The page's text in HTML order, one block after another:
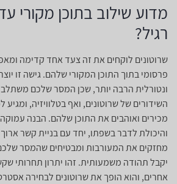
מדוע שילוב בתוכן מקורי
רגיל?
שרוטונים לוקחים את זה צעד אחד קדימה
פרסומי בתוך התוכן המקורי שלהם. גישה זו
ונטורלית הרבה יותר, שכן המסר שלכם משתלב
השידורים של שרוטונים, ואף בטלוויזיה,
מכירים ואוהבים את התוכן שלהם. הבנה
והיכולת לדבר בשפתו, יחד עם בניית קשר
מחזקים את המעורבות ומבטיחים שהמסר
יקבל תהודה משמעותית. זהו יתרון תחרותי
אחרים, והוא הופך את שרוטונים לבחירה